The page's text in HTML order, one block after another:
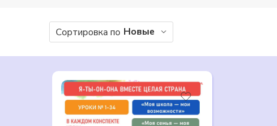
Сортировка по Новые